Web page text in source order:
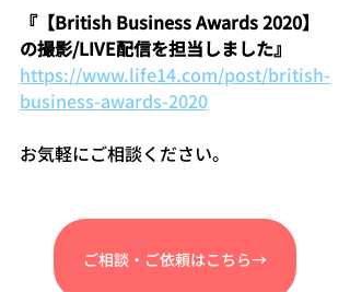
『【British Business Awards 2020】
の撮影/LIVE配信を担当しました』
https://www.life14.com/post/british-
business-awards-2020
お気軽にご相談ください。
ご相談・ご依頼はこちら→